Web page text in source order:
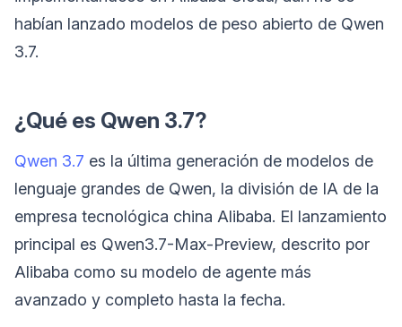
habían lanzado modelos de peso abierto de Qwen
3.7.
¿Qué es Qwen 3.7?
Qwen 3.7 es la última generación de modelos de
lenguaje grandes de Qwen, la división de IA de la
empresa tecnológica china Alibaba. El lanzamiento
principal es Qwen3.7-Max-Preview, descrito por
Alibaba como su modelo de agente más
avanzado y completo hasta la fecha.